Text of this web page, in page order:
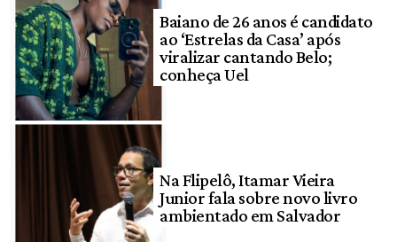
Baiano de 26 anos é candidato
ao ‘Estrelas da Casa’ após
viralizar cantando Belo;
conheça Uel
Na Flipelô, Itamar Vieira
Junior fala sobre novo livro
ambientado em Salvador